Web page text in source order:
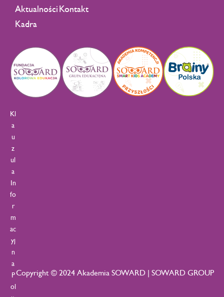
Aktualności
Kadra
Kontakt
Copyright © 2024 Akademia SOWARD | SOWARD GROUP
Kl
a
u
z
ul
a
In
fo
r
m
ac
yj
n
a
P
ol